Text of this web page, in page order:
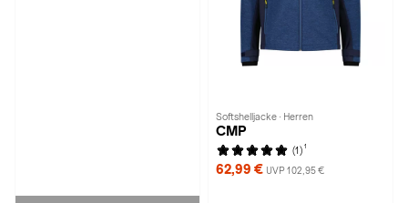
Softshelljacke · Herren
CMP
(1) 1
62,99 € UVP 102,95 €